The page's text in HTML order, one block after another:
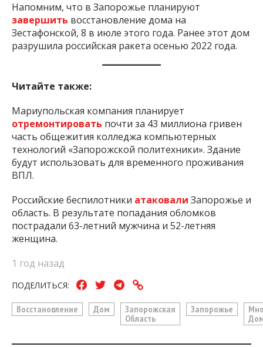
Напомним, что в Запорожье планируют
завершить восстановление дома на
Зестафонской, 8 в июле этого года. Ранее этот дом
разрушила российская ракета осенью 2022 года.
Читайте также:
Мариупольская компания планирует
отремонтировать почти за 43 миллиона гривен
часть общежития колледжа компьютерных
технологий «Запорожской политехники». Здание
будут использовать для временного проживания
ВПЛ.
Российские беспилотники атаковали Запорожье и
область. В результате попадания обломков
пострадали 63-летний мужчина и 52-летняя
женщина.
1 год назад
ПОДЕЛИТЬСЯ:
Восстановление Дом
Запорожская
Область
Запорожье